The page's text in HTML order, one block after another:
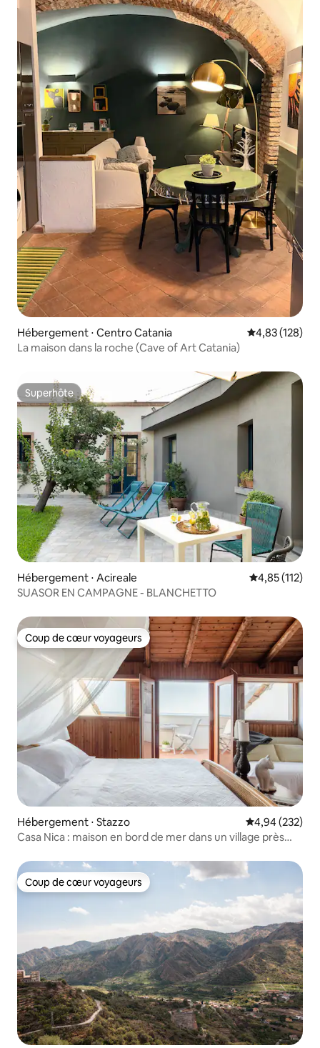
Hébergement ⋅ Centro Catania Évaluation
4,83 (128)
La maison dans la roche (Cave of Art Catania)
Superhôte
Superhôte
Hébergement ⋅ Acireale Évaluation
4,85 (112)
SUASOR EN CAMPAGNE - BLANCHETTO
Coup de cœur voyageurs
Coup de cœur voyageurs
Hébergement ⋅ Stazzo Évaluation
4,94 (232)
Casa Nica : maison en bord de mer dans un village près
Coup de cœur voyageurs
Coup de cœur voyageurs